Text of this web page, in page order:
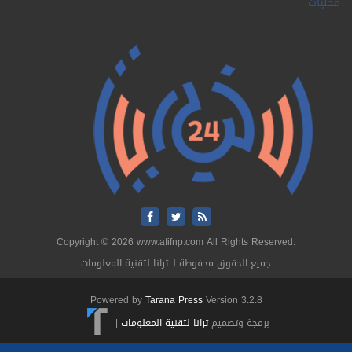
Copyright © 2026 www.afifnp.com All Rights Reserved.
جميع الحقوق محفوظة لـ ترانا لتقنية المعلومات
Powered by Tarana PressVersion 3.2.8
برمجة وتصميمترانا لتقنية المعلومات|